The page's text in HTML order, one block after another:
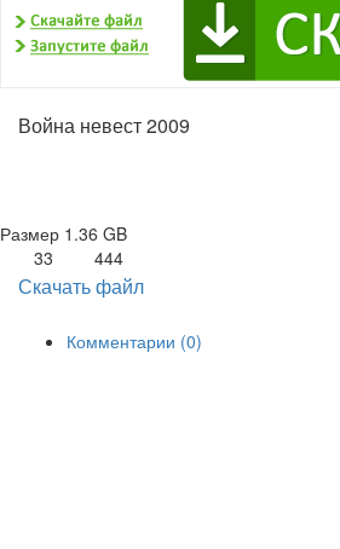
Война невест 2009
Размер 1.36 GB
33
444
Скачать файл
Комментарии (0)